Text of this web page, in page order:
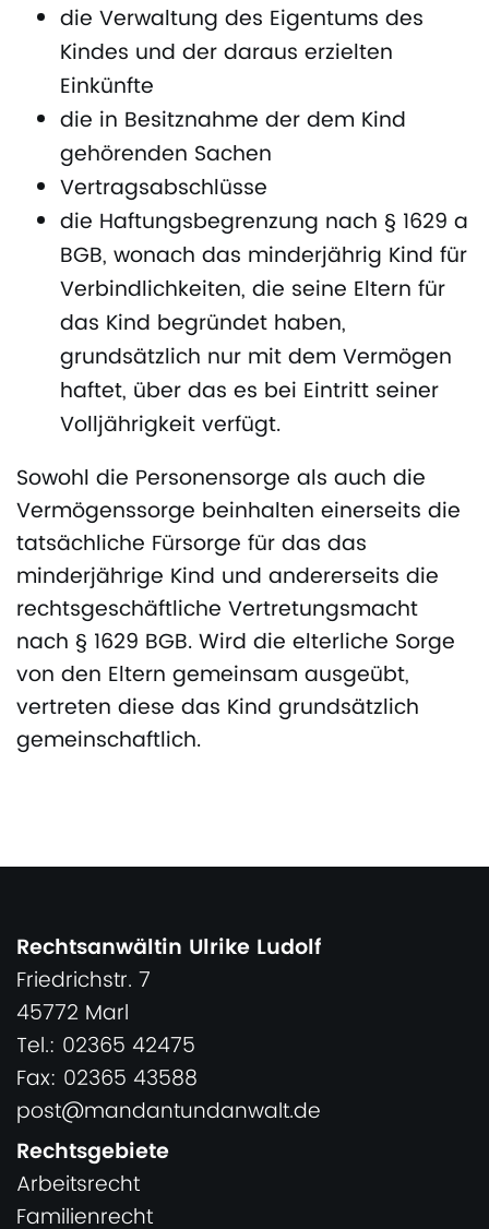
die Verwaltung des Eigentums des
Kindes und der daraus erzielten
Einkünfte
die in Besitznahme der dem Kind
gehörenden Sachen
Vertragsabschlüsse
die Haftungsbegrenzung nach § 1629 a
BGB, wonach das minderjährig Kind für
Verbindlichkeiten, die seine Eltern für
das Kind begründet haben,
grundsätzlich nur mit dem Vermögen
haftet, über das es bei Eintritt seiner
Volljährigkeit verfügt.
Sowohl die Personensorge als auch die
Vermögenssorge beinhalten einerseits die
tatsächliche Fürsorge für das das
minderjährige Kind und andererseits die
rechtsgeschäftliche Vertretungsmacht
nach § 1629 BGB. Wird die elterliche Sorge
von den Eltern gemeinsam ausgeübt,
vertreten diese das Kind grundsätzlich
gemeinschaftlich.
Rechtsanwältin Ulrike Ludolf
Friedrichstr. 7
45772 Marl
Tel.: 02365 42475
Fax: 02365 43588
post@mandantundanwalt.de
Rechtsgebiete
Arbeitsrecht
Familienrecht